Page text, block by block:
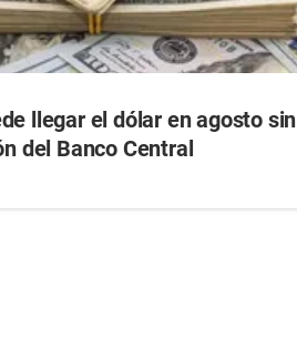
llegar el dólar en agosto sin
del Banco Central